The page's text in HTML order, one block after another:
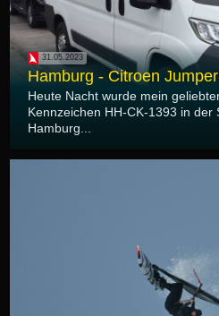
31.05.2023
Hamburg - Citroen
Heute Nacht wurde mein
Kennzeichen HH-CK-1393 in der
Hamburg...